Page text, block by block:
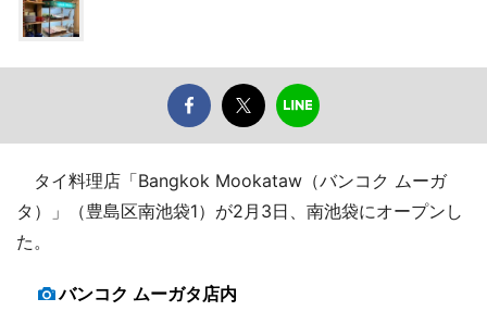
タイ料理店「Bangkok Mookataw（バンコク ムーガ
タ）」（豊島区南池袋1）が2月3日、南池袋にオープンし
た。
バンコク ムーガタ店内